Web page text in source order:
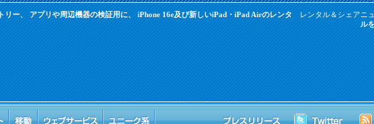
レンタル＆シェアニ
リー、 アプリや周辺機器の検証用に、 iPhone 16e及び新しいiPad・iPad Airのレンタ
ル